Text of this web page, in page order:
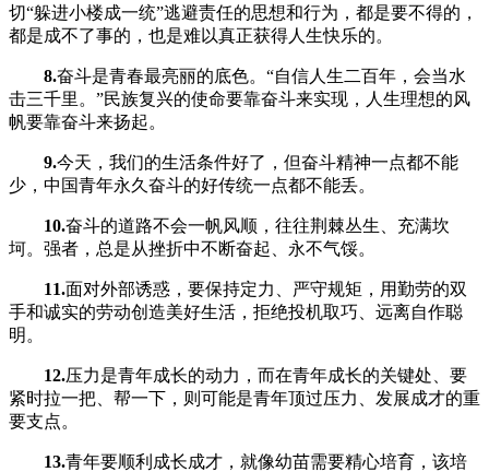
切“躲进小楼成一统”逃避责任的思想和行为，都是要不得的，
都是成不了事的，也是难以真正获得人生快乐的。
8.奋斗是青春最亮丽的底色。“自信人生二百年，会当水
击三千里。”民族复兴的使命要靠奋斗来实现，人生理想的风
帆要靠奋斗来扬起。
9.今天，我们的生活条件好了，但奋斗精神一点都不能
少，中国青年永久奋斗的好传统一点都不能丢。
10.奋斗的道路不会一帆风顺，往往荆棘丛生、充满坎
坷。强者，总是从挫折中不断奋起、永不气馁。
11.面对外部诱惑，要保持定力、严守规矩，用勤劳的双
手和诚实的劳动创造美好生活，拒绝投机取巧、远离自作聪
明。
12.压力是青年成长的动力，而在青年成长的关键处、要
紧时拉一把、帮一下，则可能是青年顶过压力、发展成才的重
要支点。
13.青年要顺利成长成才，就像幼苗需要精心培育，该培